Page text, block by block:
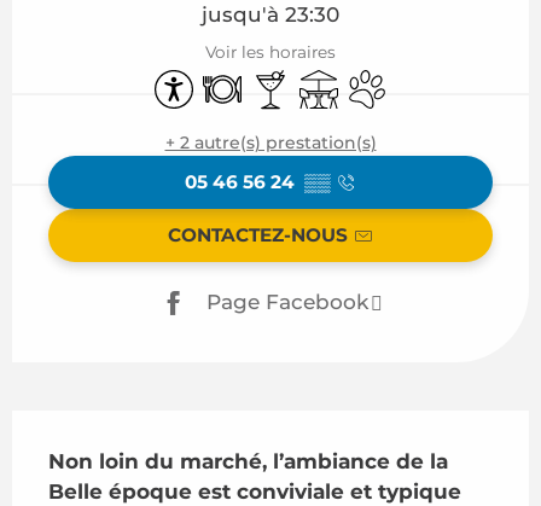
jusqu'à 23:30
Voir les horaires
Accessibilité
RestaurantBar / Buvette
TerrasseAnimaux acceptés
+ 2 autre(s) prestation(s)
05 46 56 24 ▒▒
CONTACTEZ-NOUS
Page Facebook
Non loin du marché, l’ambiance de la
Belle époque est conviviale et typique